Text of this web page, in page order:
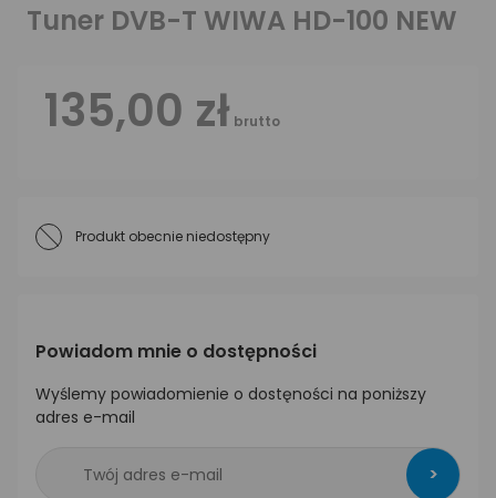
Tuner DVB-T WIWA HD-100 NEW
135,00 zł brutto
Produkt obecnie niedostępny
Powiadom mnie o dostępności
Wyślemy powiadomienie o dostęności na poniższy
adres e-mail
>